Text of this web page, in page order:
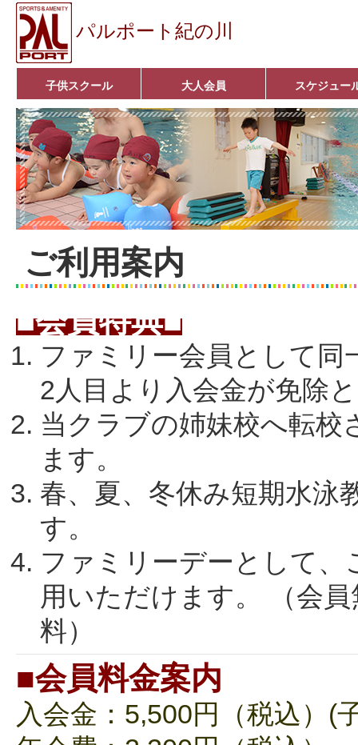
パルポート紀の川
子供スクール
ベビーコース
幼児コース
小学生コース
育成コース
選手コース
キッズパーク(体操教室)
子どもダンス教室
■入会案内■
大人会員
アクア悠々クラブ
いきいきコース
■入会案内■
スケジュー
ご利用案内
■会員特典■
ファミリー会員として同
2人目より入会金が免除
当クラブの姉妹校へ転校
ます。
春、夏、冬休み短期水泳
す。
ファミリーデーとして
用いただけます。 （会
料）
■会員料金案内
入会金：5,500円（税込）(